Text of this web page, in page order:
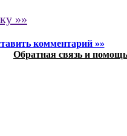
»»
комментарий »»
Обратная связь и